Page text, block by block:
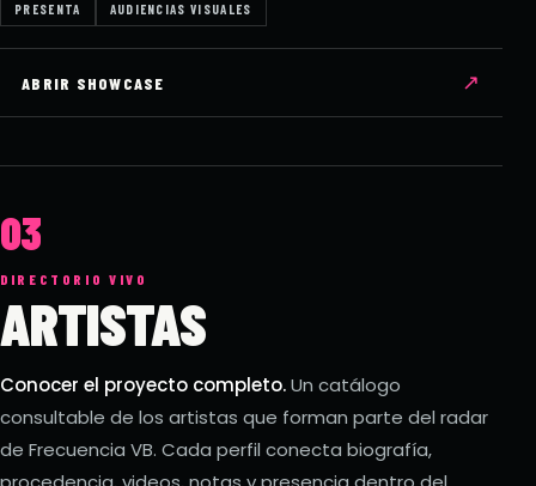
PRESENTA AUDIENCIAS VISUALES
ABRIR SHOWCASE ↗
03
DIRECTORIO VIVO
ARTISTAS
Conocer el proyecto completo.Un catálogo
consultable de los artistas que forman parte del radar
de Frecuencia VB. Cada perfil conecta biografía,